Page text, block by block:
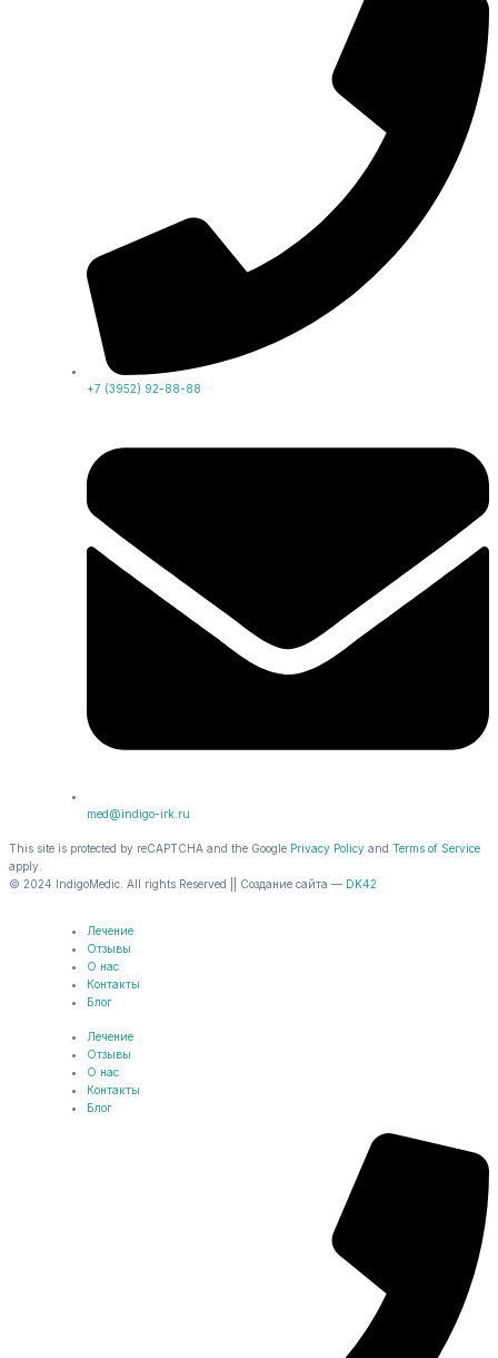
+7 (3952) 92-88-88
med@indigo-irk.ru
This site is protected by reCAPTCHA and the Google Privacy Policy and Terms of Service
apply.
© 2024 IndigoMedic. All rights Reserved || Создание сайта — DK42
Лечение
Отзывы
О нас
Контакты
Блог
Лечение
Отзывы
О нас
Контакты
Блог